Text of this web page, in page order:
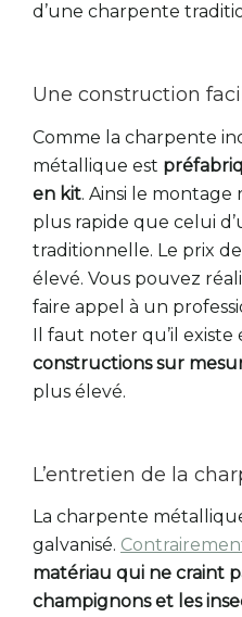
d’une charpente
Une construction
Comme la charpente
métallique est
en kit. Ainsi le montage
plus rapide que celui
traditionnelle. Le prix
élevé. Vous pouvez
faire appel à un
Il faut noter qu’il existe
constructions sur
plus élevé.
L’entretien de la
La charpente
galvanisé.
matériau qui ne craint
champignons et les